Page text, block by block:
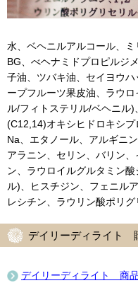
水、ベヘニルアルコール、ミ
BG、べヘナミドプロピルジ
子油、ツバキ油、セイヨウ
ープフルーツ果皮油、ラウ
ル/フィトステリル/ベヘニル
(C12,14)オキシヒドロキシ
Na、エタノール、アルギニ
アラニン、セリン、バリン
ン、ラウロイルグルタミン
ル)、ヒスチジン、フェニル
レシチン、ラウリン酸ポリ
デイリーディライト
デイリーディライト 商